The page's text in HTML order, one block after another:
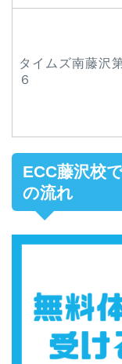
タイムズ南藤沢
６
ECC藤沢校
の流れ